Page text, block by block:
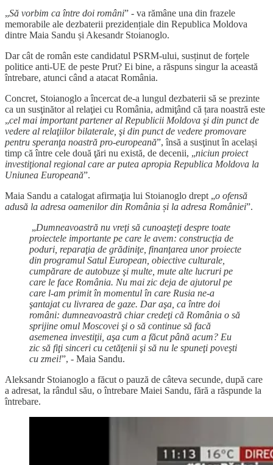
„Să vorbim ca între doi români” - va rămâne una din frazele
memorabile ale dezbaterii prezidențiale din Republica Moldova
dintre Maia Sandu și Akesandr Stoianoglo.
Dar cât de român este candidatul PSRM-ului, susținut de forțele
politice anti-UE de peste Prut? Ei bine, a răspuns singur la această
întrebare, atunci când a atacat România.
Concret, Stoianoglo a încercat de-a lungul dezbaterii să se prezinte
ca un susţinător al relaţiei cu România, admiţând că țara noastră este
„cel mai important partener al Republicii Moldova şi din punct de
vedere al relaţiilor bilaterale, şi din punct de vedere promovare
pentru speranţa noastră pro-europeană”, însă a susţinut în același
timp că între cele două ţări nu există, de decenii, „niciun proiect
investiţional regional care ar putea apropia Republica Moldova la
Uniunea Europeană”.
Maia Sandu a catalogat afirmaţia lui Stoianoglo drept „o ofensă
adusă la adresa oamenilor din România și la adresa României”.
„Dumneavoastră nu vreţi să cunoaşteţi despre toate
proiectele importante pe care le avem: construcţia de
poduri, reparaţia de grădiniţe, finanţarea unor proiecte
din programul Satul European, obiective culturale,
cumpărare de autobuze şi multe, mute alte lucruri pe
care le face România. Nu mai zic deja de ajutorul pe
care l-am primit în momentul în care Rusia ne-a
şantajat cu livrarea de gaze. Dar aşa, ca între doi
români: dumneavoastră chiar credeţi că România o să
sprijine omul Moscovei şi o să continue să facă
asemenea investiţii, aşa cum a făcut până acum? Eu
zic să fiţi sinceri cu cetăţenii şi să nu le spuneţi poveşti
cu zmei!”, - Maia Sandu.
Aleksandr Stoianoglo a făcut o pauză de câteva secunde, după care
a adresat, la rândul său, o întrebare Maiei Sandu, fără a răspunde la
întrebare.